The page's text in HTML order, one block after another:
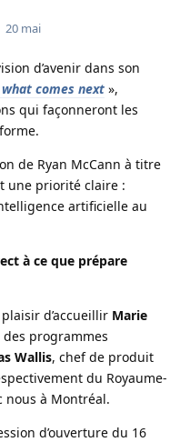
20 mai
d’avenir dans son
comes next »,
qui façonneront les
de Ryan McCann à titre
une priorité claire :
artificielle au
à ce que prépare
d’accueillir Marie
programmes
Wallis, chef de produit
du Royaume-
nous à Montréal.
d’ouverture du 16